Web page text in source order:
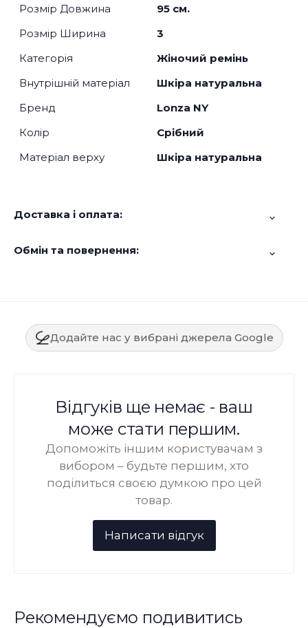
Розмір Довжина
95 см.
Розмір Ширина
3
Категорія
Жіночий ремінь
Внутрішній матеріал
Шкіра натуральна
Бренд
Lonza NY
Колір
Срібний
Матеріал верху
Шкіра натуральна
Доставка і оплата:
Обмін та повернення:
Додайте нас у вибрані джерела Google
Відгуків ще немає - ваш
може стати першим.
Допоможіть іншим користувачам з
вибором – будьте першим, хто
поділиться своєю думкою про цей
товар.
Рекомендуємо подивитись